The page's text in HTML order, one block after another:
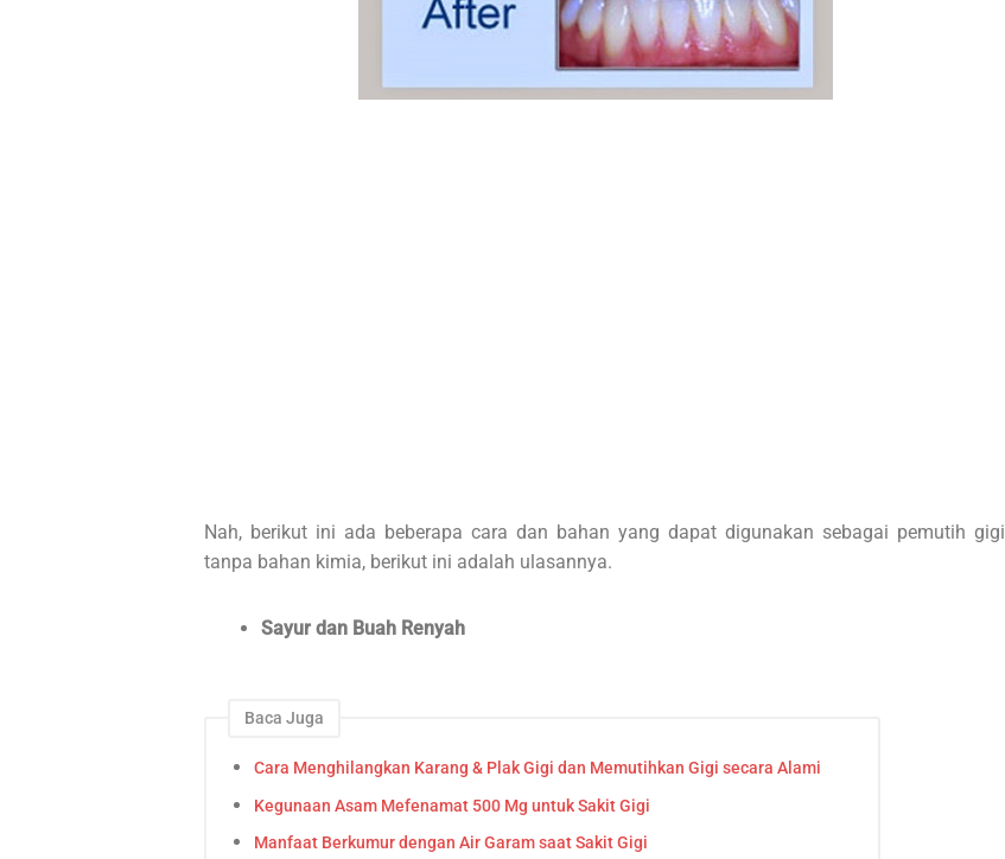
Nah, berikut ini ada beberapa cara dan bahan yang dapat digunakan sebagai pemutih gigi
tanpa bahan kimia, berikut ini adalah ulasannya.
Sayur dan Buah Renyah
Baca Juga
Cara Menghilangkan Karang & Plak Gigi dan Memutihkan Gigi secara Alami
Kegunaan Asam Mefenamat 500 Mg untuk Sakit Gigi
Manfaat Berkumur dengan Air Garam saat Sakit Gigi